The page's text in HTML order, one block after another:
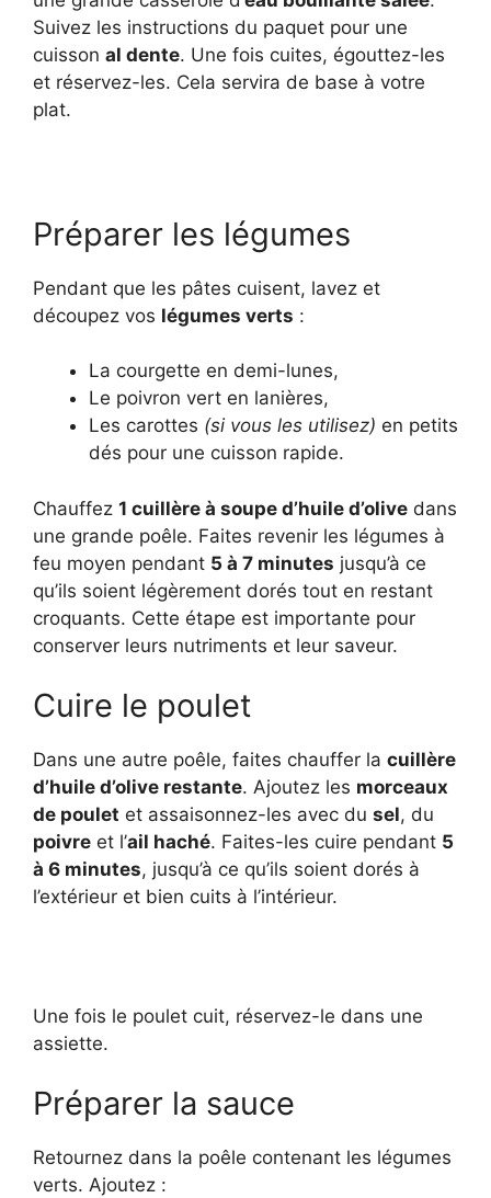
Suivez les instructions du paquet pour une
cuisson al dente. Une fois cuites, égouttez-les
et réservez-les. Cela servira de base à votre
plat.
Préparer les légumes
Pendant que les pâtes cuisent, lavez et
découpez vos légumes verts :
La courgette en demi-lunes,
Le poivron vert en lanières,
Les carottes (si vous les utilisez) en petits
dés pour une cuisson rapide.
Chauffez 1 cuillère à soupe d’huile d’olive dans
une grande poêle. Faites revenir les légumes à
feu moyen pendant 5 à 7 minutes jusqu’à ce
qu’ils soient légèrement dorés tout en restant
croquants. Cette étape est importante pour
conserver leurs nutriments et leur saveur.
Cuire le poulet
Dans une autre poêle, faites chauffer la cuillère
d’huile d’olive restante. Ajoutez les morceaux
de poulet et assaisonnez-les avec du sel, du
poivre et l’ail haché. Faites-les cuire pendant 5
à 6 minutes, jusqu’à ce qu’ils soient dorés à
l’extérieur et bien cuits à l’intérieur.
Une fois le poulet cuit, réservez-le dans une
assiette.
Préparer la sauce
Retournez dans la poêle contenant les légumes
verts. Ajoutez :